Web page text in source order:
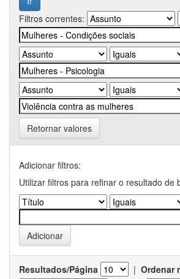
Filtros correntes:
Retornar valores
Adicionar filtros:
Utilizar filtros para refinar o resultado de
Resultados/Página | Ordenar